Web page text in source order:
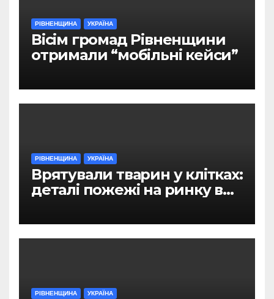
РІВНЕНЩИНА УКРАЇНА
Вісім громад Рівненщини
отримали “мобільні кейси”
РІВНЕНЩИНА УКРАЇНА
Врятували тварин у клітках:
деталі пожежі на ринку в
РІВНЕНЩИНА УКРАЇНА